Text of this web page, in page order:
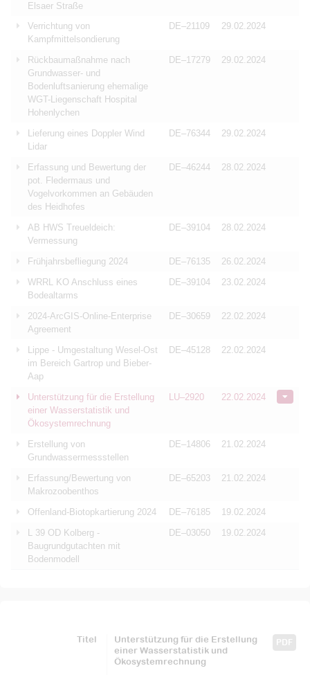
Elsaer Straße
Verrichtung von
Kampfmittelsondierung
DE–21109 29.02.2024
Rückbaumaßnahme nach
Grundwasser- und
Bodenluftsanierung ehemalige
WGT-Liegenschaft Hospital
Hohenlychen
DE–17279 29.02.2024
Lieferung eines Doppler Wind
Lidar
DE–76344 29.02.2024
Erfassung und Bewertung der
pot. Fledermaus und
Vogelvorkommen an Gebäuden
des Heidhofes
DE–46244 28.02.2024
AB HWS Treueldeich:
Vermessung
DE–39104 28.02.2024
Frühjahrsbefliegung 2024 DE–76135
26.02.2024
WRRL KO Anschluss eines
Bodealtarms
DE–39104 23.02.2024
2024-ArcGIS-Online-Enterprise
Agreement
DE–30659 22.02.2024
Lippe - Umgestaltung Wesel-Ost
im Bereich Gartrop und Bieber-
Aap
DE–45128 22.02.2024
Unterstützung für die Erstellung
einer Wasserstatistik und
Ökosystemrechnung
LU–2920 22.02.2024
Erstellung von
Grundwassermessstellen
DE–14806 21.02.2024
Erfassung/Bewertung von
Makrozoobenthos
DE–65203 21.02.2024
Offenland-Biotopkartierung 2024 DE–76185
19.02.2024
L 39 OD Kolberg -
Baugrundgutachten mit
Bodenmodell
DE–03050 19.02.2024
Titel PDF
Unterstützung für die Erstellung
einer Wasserstatistik und
Ökosystemrechnung